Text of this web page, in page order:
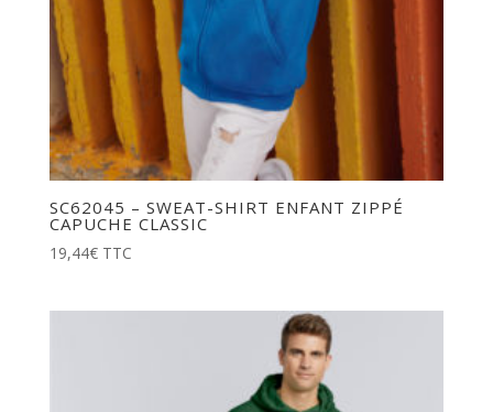
SC62045 – SWEAT-SHIRT ENFANT ZIPPÉ
CAPUCHE CLASSIC
19,44€ TTC